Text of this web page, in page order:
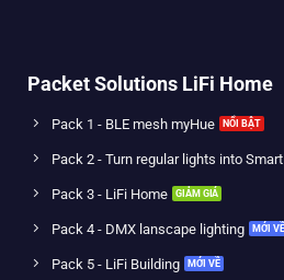
Packet Solutions LiFi Home
Pack 1 - BLE mesh myHue
Pack 2 - Turn regular lights into Smart
Pack 3 - LiFi Home
Pack 4 - DMX lanscape lighting
Pack 5 - LiFi Building